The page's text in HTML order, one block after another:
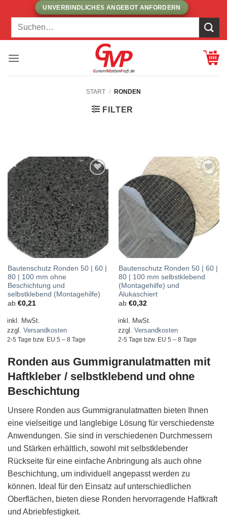
Inhalt
springen
UNVERBINDLICHES ANGEBOT ANFORDERN
Suchen
START / RONDEN
FILTER
ZUR
WUNSCHLISTE
HINZUFÜGEN!
Bautenschutz Ronden 50 | 60 |
80 | 100 mm ohne
Beschichtung und
selbstklebend (Montagehilfe)
ab €0,21
inkl. MwSt.
zzgl. Versandkosten
2-5 Tage bzw. EU 5 – 8 Tage
ZUR
WUNSCHLISTE
HINZUFÜGEN!
Bautenschutz Ronden 50 | 60 |
80 | 100 mm selbstklebend
(Montagehilfe) und
Alukaschiert
ab €0,32
inkl. MwSt.
zzgl. Versandkosten
2-5 Tage bzw. EU 5 – 8 Tage
Ronden aus Gummigranulatmatten mit
Haftkleber / selbstklebend und ohne
Beschichtung
Unsere Ronden aus Gummigranulatmatten bieten Ihnen
eine vielseitige und langlebige Lösung für verschiedenste
Anwendungen. Sie sind in verschiedenen Durchmessern
und Stärken erhältlich, sowohl mit selbstklebender
Rückseite für eine einfache Anbringung als auch ohne
Beschichtung, um individuell angepasst werden zu
können. Ideal für den Einsatz auf unterschiedlichen
Oberflächen, bieten diese Ronden hervorragende Haftkraft
und Abriebfestigkeit.